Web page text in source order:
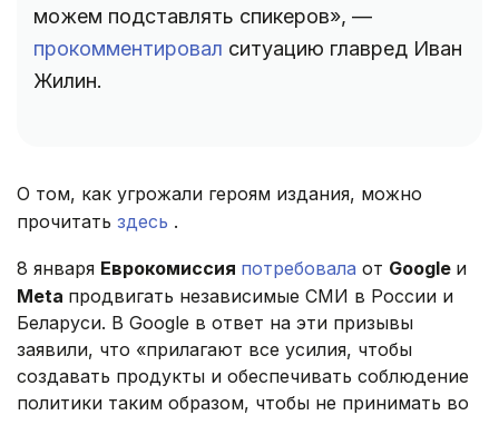
можем подставлять спикеров», —
прокомментировал ситуацию главред Иван
Жилин.
О том, как угрожали героям издания, можно
прочитать здесь .
8 января Еврокомиссия потребовала от Google и
Meta продвигать независимые СМИ в России и
Беларуси. В Google в ответ на эти призывы
заявили, что «прилагают все усилия, чтобы
создавать продукты и обеспечивать соблюдение
политики таким образом, чтобы не принимать во